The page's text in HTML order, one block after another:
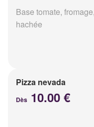
Base tomate,
hachée
Pizza nevada
Dès 10.00 €